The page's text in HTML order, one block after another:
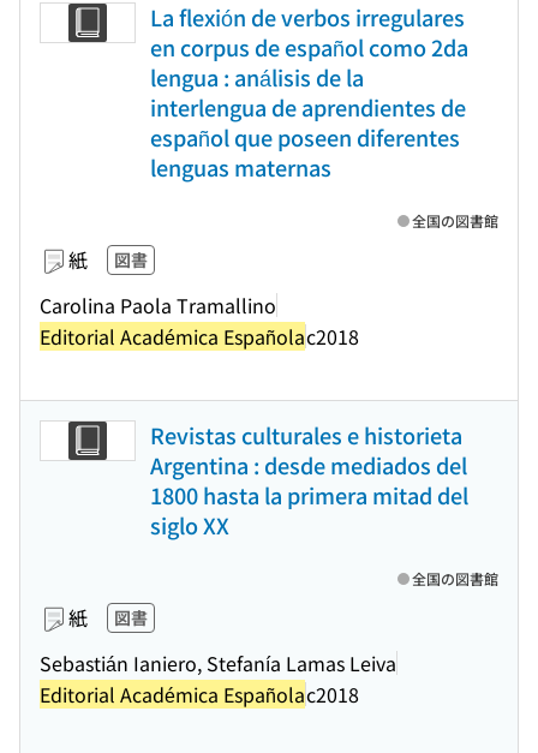
La flexión de verbos irregulares
en corpus de español como 2da
lengua : análisis de la
interlengua de aprendientes de
español que poseen diferentes
lenguas maternas
紙 図書
Carolina Paola Tramallino
Editorial Académica Españolac2018
全国の図書館
Revistas culturales e historieta
Argentina : desde mediados del
1800 hasta la primera mitad del
siglo XX
紙 図書
Sebastián Ianiero, Stefanía Lamas Leiva
Editorial Académica Españolac2018
全国の図書館